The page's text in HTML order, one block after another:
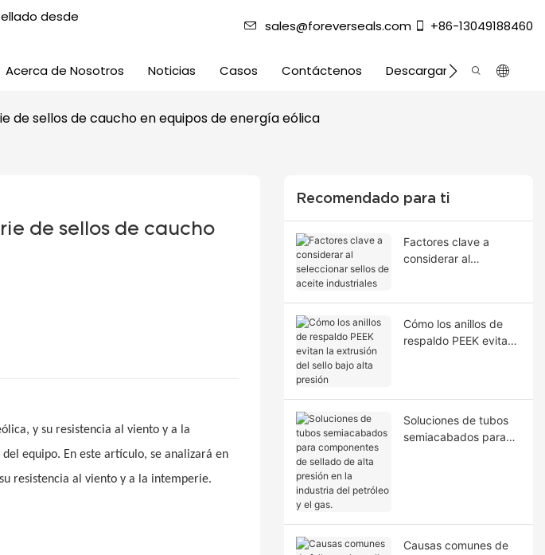
desde
sales@foreverseals.com +86-13049188460
Acerca de Nosotros Noticias Casos Contáctenos Descargar
de sellos de caucho en equipos de energía eólica
de sellos de caucho
y su resistencia al viento y a la
equipo. En este artículo, se analizará en
resistencia al viento y a la intemperie.
Recomendado para ti
Factores clave a
considerar al
Cómo los anillos de
respaldo PEEK evitan
Soluciones de tubos
semiacabados para
Causas comunes de